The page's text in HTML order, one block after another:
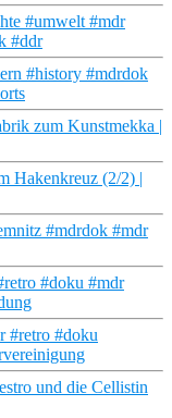
#umwelt #mdr
#ddr
#history #mdrdok
zum Kunstmekka |
Hakenkreuz (2/2) |
#mdrdok #mdr
#doku #mdr
#retro #doku
und die Cellistin